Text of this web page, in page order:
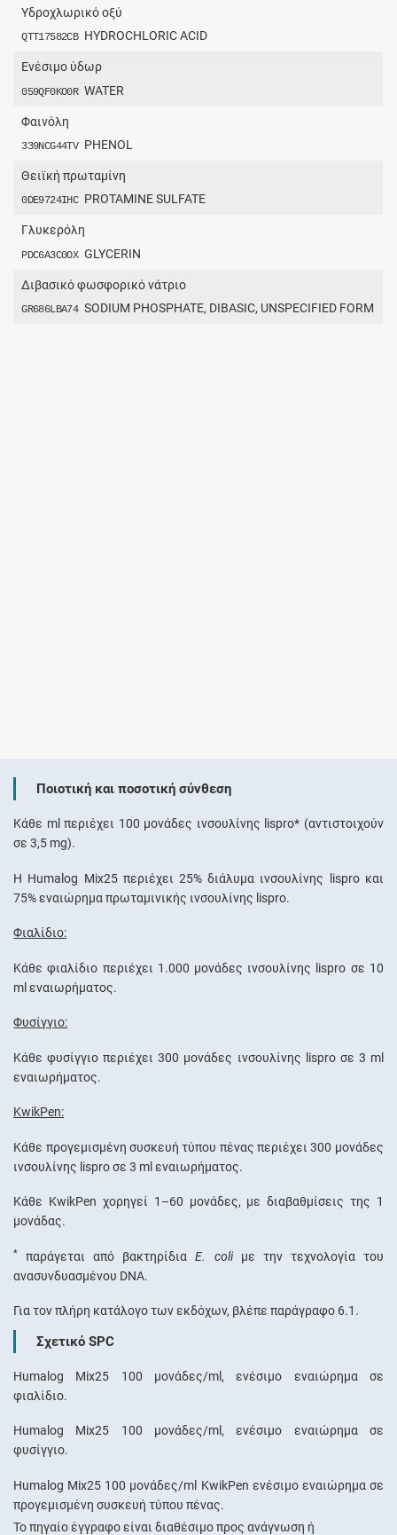
Yδροχλωρικό οξύ
QTT17582CB HYDROCHLORIC ACID
Ενέσιμο ύδωρ
059QF0KO0R WATER
Φαινόλη
339NCG44TV PHENOL
Θειϊκή πρωταμίνη
0DE9724IHC PROTAMINE SULFATE
Γλυκερόλη
PDC6A3C0OX GLYCERIN
Διβασικό φωσφορικό νάτριο
GR686LBA74 SODIUM PHOSPHATE, DIBASIC, UNSPECIFIED FORM
Ποιοτική και ποσοτική σύνθεση
Κάθε ml περιέχει 100 μονάδες ινσουλίνης lispro* (αντιστοιχούν
σε 3,5 mg).
Η Humalog Mix25 περιέχει 25% διάλυμα ινσουλίνης lispro και
75% εναιώρημα πρωταμινικής ινσουλίνης lispro.
Φιαλίδιο:
Κάθε φιαλίδιο περιέχει 1.000 μονάδες ινσουλίνης lispro σε 10
ml εναιωρήματος.
Φυσίγγιο:
Κάθε φυσίγγιο περιέχει 300 μονάδες ινσουλίνης lispro σε 3 ml
εναιωρήματος.
KwikPen:
Κάθε προγεμισμένη συσκευή τύπου πένας περιέχει 300 μονάδες
ινσουλίνης lispro σε 3 ml εναιωρήματος.
Κάθε KwikPen χορηγεί 1–60 μονάδες, με διαβαθμίσεις της 1
μονάδας.
* παράγεται από βακτηρίδιαE. coliμε την τεχνολογία του
ανασυνδυασμένου DNA.
Για τον πλήρη κατάλογο των εκδόχων, βλέπε παράγραφο 6.1.
Σχετικό SPC
Humalog Mix25 100 μονάδες/ml, ενέσιμο εναιώρημα σε
φιαλίδιο.
Humalog Mix25 100 μονάδες/ml, ενέσιμο εναιώρημα σε
φυσίγγιο.
Humalog Mix25 100 μονάδες/ml KwikPen ενέσιμο εναιώρημα σε
προγεμισμένη συσκευή τύπου πένας.
Το πηγαίο έγγραφο είναι διαθέσιμο προς ανάγνωση ή